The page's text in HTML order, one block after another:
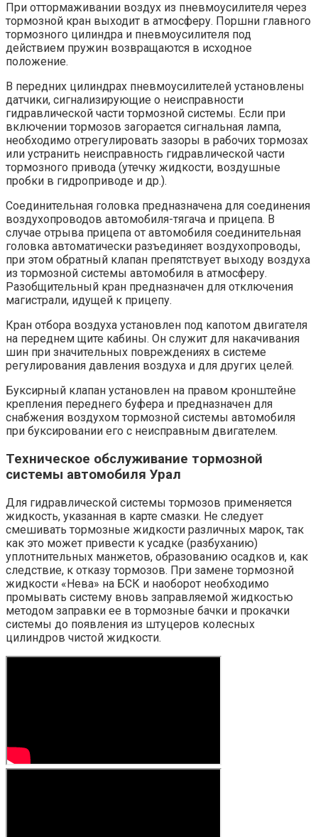
При оттормаживании воздух из пневмоусилителя через
тормозной кран выходит в атмосферу. Поршни главного
тормозного цилиндра и пневмоусилителя под
действием пружин возвращаются в исходное
положение.
В передних цилиндрах пневмоусилителей установлены
датчики, сигнализирующие о неисправности
гидравлической части тормозной системы. Если при
включении тормозов загорается сигнальная лампа,
необходимо отрегулировать зазоры в рабочих тормозах
или устранить неисправность гидравлической части
тормозного привода (утечку жидкости, воздушные
пробки в гидроприводе и др.).
Соединительная головка предназначена для соединения
воздухопроводов автомобиля-тягача и прицепа. В
случае отрыва прицепа от автомобиля соединительная
головка автоматически разъединяет воздухопроводы,
при этом обратный клапан препятствует выходу воздуха
из тормозной системы автомобиля в атмосферу.
Разобщительный кран предназначен для отключения
магистрали, идущей к прицепу.
Кран отбора воздуха установлен под капотом двигателя
на переднем щите кабины. Он служит для накачивания
шин при значительных повреждениях в системе
регулирования давления воздуха и для других целей.
Буксирный клапан установлен на правом кронштейне
крепления переднего буфера и предназначен для
снабжения воздухом тормозной системы автомобиля
при буксировании его с неисправным двигателем.
Техническое обслуживание тормозной
системы автомобиля Урал
Для гидравлической системы тормозов применяется
жидкость, указанная в карте смазки. Не следует
смешивать тормозные жидкости различных марок, так
как это может привести к усадке (разбуханию)
уплотнительных манжетов, образованию осадков и, как
следствие, к отказу тормозов. При замене тормозной
жидкости «Нева» на БСК и наоборот необходимо
промывать систему вновь заправляемой жидкостью
методом заправки ее в тормозные бачки и прокачки
системы до появления из штуцеров колесных
цилиндров чистой жидкости.